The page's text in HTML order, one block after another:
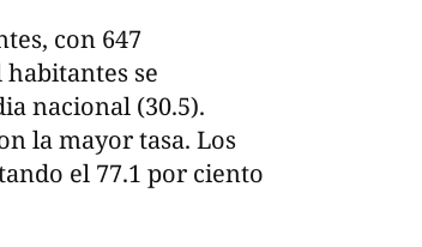
con 647
habitantes se
nacional (30.5).
la mayor tasa. Los
el 77.1 por ciento